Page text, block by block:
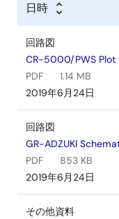
日時
回路図
CR-5000/PWS
PDF
1.14 MB
2019年6月24日
回路図
GR-ADZUKI
PDF
853 KB
2019年6月24日
その他資料